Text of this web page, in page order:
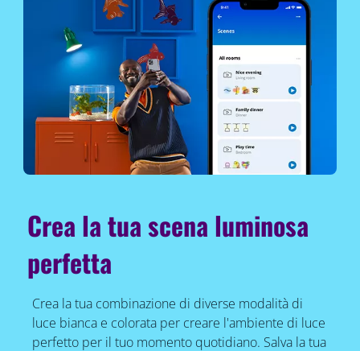
Crea la tua scena luminosa
perfetta
Crea la tua combinazione di diverse modalità di
luce bianca e colorata per creare l'ambiente di luce
perfetto per il tuo momento quotidiano. Salva la tua